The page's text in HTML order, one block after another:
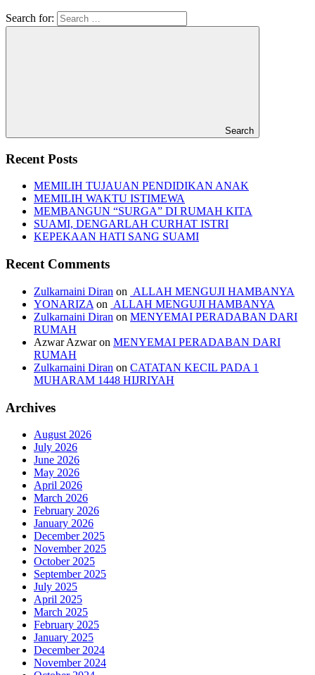
Search for:
Search
Recent Posts
MEMILIH TUJAUAN PENDIDIKAN ANAK
MEMILIH WAKTU ISTIMEWA
MEMBANGUN “SURGA” DI RUMAH KITA
SUAMI, DENGARLAH CURHAT ISTRI
KEPEKAAN HATI SANG SUAMI
Recent Comments
Zulkarnaini Diran on ALLAH MENGUJI HAMBANYA
YONARIZA on ALLAH MENGUJI HAMBANYA
Zulkarnaini Diran on MENYEMAI PERADABAN DARI
RUMAH
Azwar Azwaron MENYEMAI PERADABAN DARI
RUMAH
Zulkarnaini Diran on CATATAN KECIL PADA 1
MUHARAM 1448 HIJRIYAH
Archives
August 2026
July 2026
June 2026
May 2026
April 2026
March 2026
February 2026
January 2026
December 2025
November 2025
October 2025
September 2025
July 2025
April 2025
March 2025
February 2025
January 2025
December 2024
November 2024